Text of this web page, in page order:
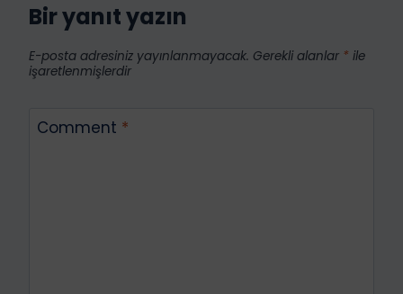
HESABI
Bir yanıt yazın
E-posta adresiniz yayınlanmayacak. Gerekli alanlar * ile
işaretlenmişlerdir
Comment *